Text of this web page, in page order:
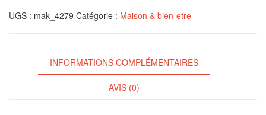
UGS : mak_4279 Catégorie : Maison & bien-etre
INFORMATIONS COMPLÉMENTAIRES
AVIS (0)